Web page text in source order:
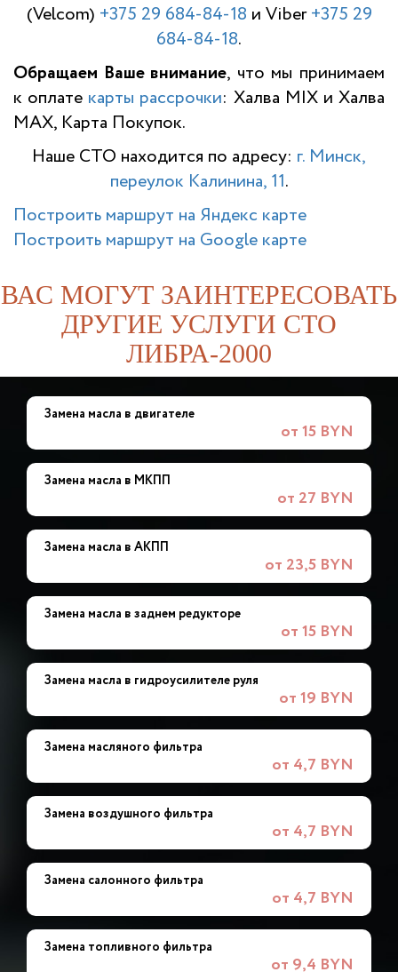
(Velcom) +375 29 684-84-18 и Viber+375 29
684-84-18.
Обращаем Ваше внимание, что мы принимаем
к оплате карты рассрочки: Халва MIX и Халва
MAX, Карта Покупок.
Наше СТО находится по адресу: г. Минск,
переулок Калинина, 11.
Построить маршрут на Яндекс карте
Построить маршрут на Google карте
ВАС МОГУТ ЗАИНТЕРЕСОВАТЬ
ДРУГИЕ УСЛУГИ СТО
ЛИБРА-2000
Замена масла в двигателе
от 15 BYN
Замена масла в МКПП
от 27 BYN
Замена масла в АКПП
от 23,5 BYN
Замена масла в заднем редукторе
от 15 BYN
Замена масла в гидроусилителе руля
от 19 BYN
Замена масляного фильтра
от 4,7 BYN
Замена воздушного фильтра
от 4,7 BYN
Замена салонного фильтра
от 4,7 BYN
Замена топливного фильтра
от 9,4 BYN